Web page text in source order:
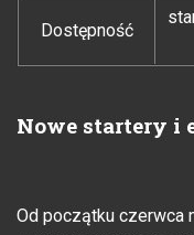
Dostępność
Nowe startery i
Od początku czerwca